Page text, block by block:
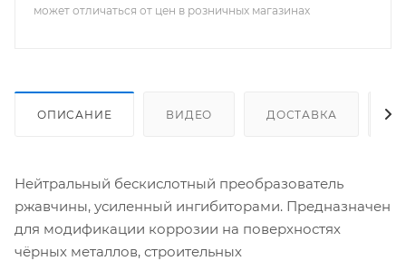
может отличаться от цен в розничных магазинах
ОПИСАНИЕ ВИДЕО ДОСТАВКА
Нейтральный бескислотный преобразователь
ржавчины, усиленный ингибиторами. Предназначен
для модификации коррозии на поверхностях
чёрных металлов, строительных